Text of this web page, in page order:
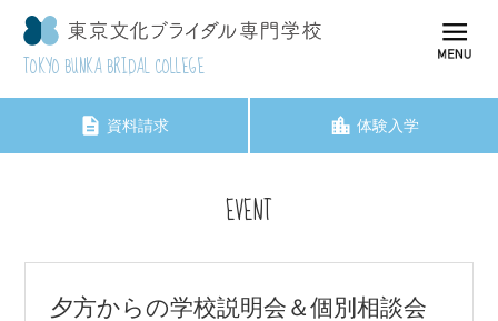
TOKYO BUNKA BRIDAL COLLEGE
資料請求 体験入学
EVENT
夕方からの学校説明会＆個別相談会